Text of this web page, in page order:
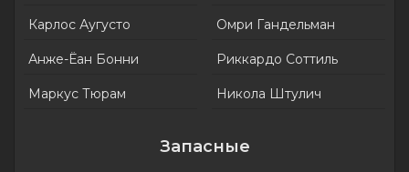
Карлос Аугусто
Анже-Ёан Бонни
Маркус Тюрам
Омри Гандельман
Риккардо Соттиль
Никола Штулич
Запасные